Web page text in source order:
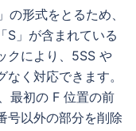
形式をとるため、
S」が含まれている
クにより、5SS や
く対応できます。
最初の F 位置の前
号以外の部分を削除